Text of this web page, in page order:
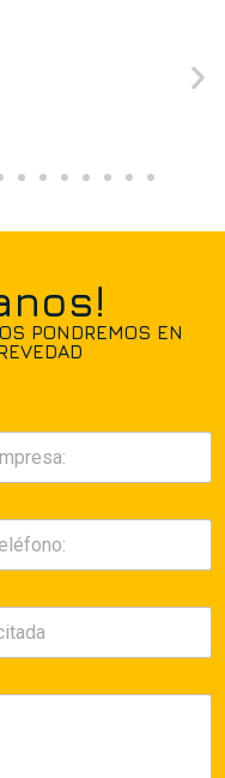
PONDREMOS EN